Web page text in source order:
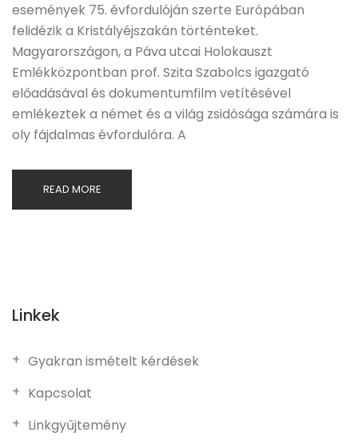
események 75. évfordulóján szerte Európában
felidézik a Kristályéjszakán történteket.
Magyarországon, a Páva utcai Holokauszt
Emlékközpontban prof. Szita Szabolcs igazgató
előadásával és dokumentumfilm vetítésével
emlékeztek a német és a világ zsidósága számára is
oly fájdalmas évfordulóra. A
READ MORE
Linkek
Gyakran ismételt kérdések
Kapcsolat
Linkgyűjtemény